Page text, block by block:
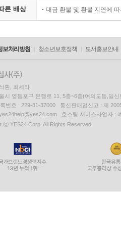
른 배상 대금 환불 및 환불 지연에
보처리방침 청소년보호정책 도서홍보안내
환, 최세라
시 영등포구 은행로 11, 5층~6층(여의도동,일신
번호 : 229-81-37000 통신판매업신고 : 제
호스팅 서비스사업자 :
ⓒ YES24 Corp. All Rights Reserved.